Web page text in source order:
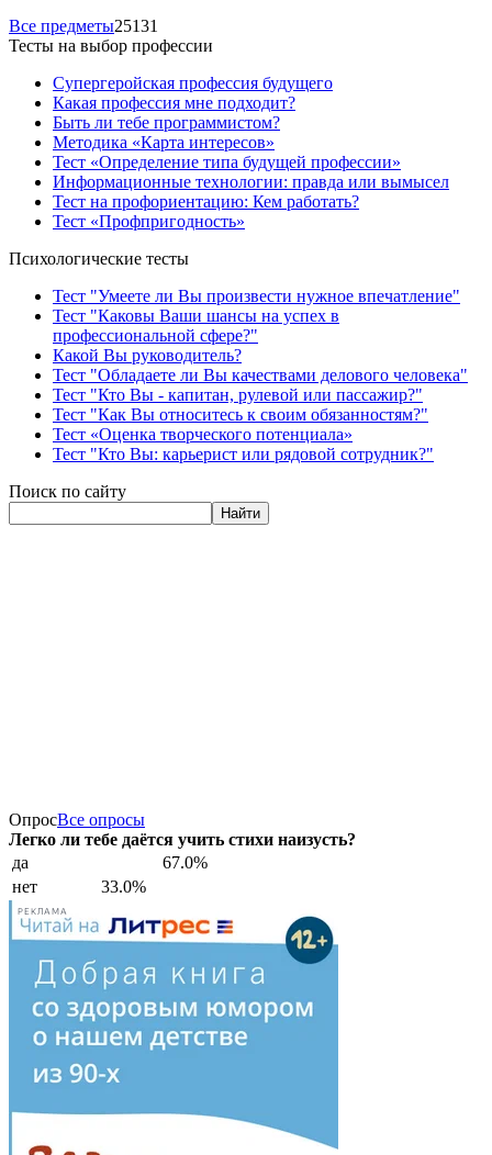
Все предметы25131
Тесты на выбор профессии
Супергеройская профессия будущего
Какая профессия мне подходит?
Быть ли тебе программистом?
Методика «Карта интересов»
Тест «Определение типа будущей профессии»
Информационные технологии: правда или вымысел
Тест на профориентацию: Кем работать?
Тест «Профпригодность»
Психологические тесты
Тест "Умеете ли Вы произвести нужное впечатление"
Тест "Каковы Ваши шансы на успех в
профессиональной сфере?"
Какой Вы руководитель?
Тест "Обладаете ли Вы качествами делового человека"
Тест "Кто Вы - капитан, рулевой или пассажир?"
Тест "Как Вы относитесь к своим обязанностям?"
Тест «Оценка творческого потенциала»
Тест "Кто Вы: карьерист или рядовой сотрудник?"
Поиск по сайту
Найти
ОпросВсе опросы
Легко ли тебе даётся учить стихи наизусть?
да
67.0%
нет
33.0%
РЕКЛАМА